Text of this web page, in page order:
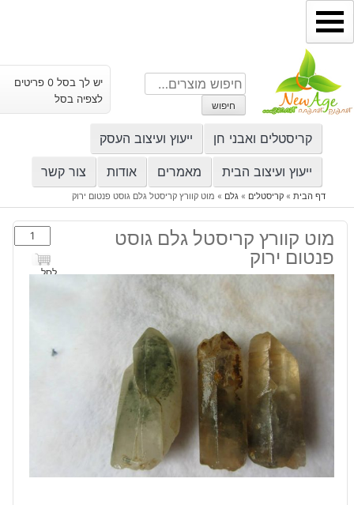
דילוג
לתוכן
חיפוש
עבור:
חיפוש
יש לך בסל 0 פריטים
לצפיה בסל
קריסטלים ואבני חן ייעוץ ועיצוב העסק
ייעוץ ועיצוב הבית מאמרים אודות צור קשר
דף הבית» קריסטלים » גלם » מוט קוורץ קריסטל גלם גוסט פנטום ירוק
מוט קוורץ קריסטל גלם גוסט
פנטום ירוק
כמות
של
מוט
לסל